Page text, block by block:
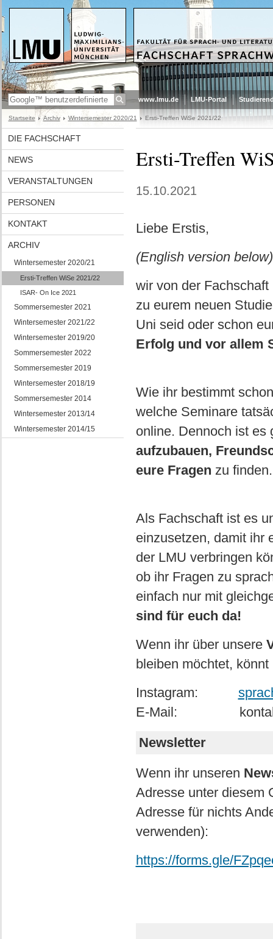
www.lmu.de LMU-Portal
Startseite Archiv Wintersemester 2020/21 Ersti-Treffen WiSe 2021/22
DIE FACHSCHAFT
NEWS
VERANSTALTUNGEN
PERSONEN
KONTAKT
ARCHIV
Wintersemester 2020/21
Ersti-Treffen WiSe 2021/22
ISAR- On Ice 2021
Sommersemester 2021
Wintersemester 2021/22
Wintersemester 2019/20
Sommersemester 2022
Sommersemester 2019
Wintersemester 2018/19
Sommersemester 2014
Wintersemester 2013/14
Wintersemester 2014/15
Ersti-Treffen
15.10.2021
Liebe Erstis,
(English version below)
wir von der
zu eurem neuen
Uni seid oder schon
Erfolg und vor allem
Wie ihr bestimmt
welche Seminare
online. Dennoch ist
aufzubauen,
eure Fragen zu
Als Fachschaft ist es
einzusetzen, damit ihr
der LMU verbringen
ob ihr Fragen zu
einfach nur mit
sind für euch da!
Wenn ihr über unsere
bleiben möchtet,
Instagram:
E-Mail:
Newsletter
Wenn ihr unseren
Adresse unter diesem
Adresse für nichts
verwenden):
https://forms.gle/